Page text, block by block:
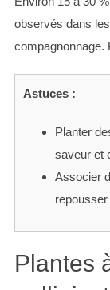
observés dans
compagnonnage.
Astuces :
Planter
saveur et
Associer
Plantes